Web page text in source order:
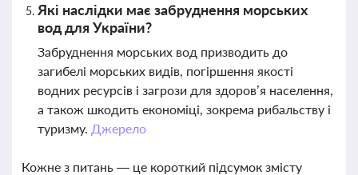
Які наслідки має забруднення морських
вод для України?
Забруднення морських вод призводить до
загибелі морських видів, погіршення якості
водних ресурсів і загрози для здоров’я населення,
а також шкодить економіці, зокрема рибальству і
туризму. Джерело
Кожне з питань — це короткий підсумок змісту